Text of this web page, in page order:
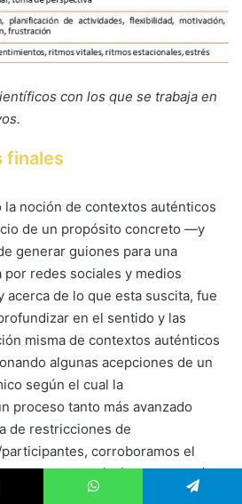
con los que se trabaja en
finales
la noción de contextos auténticos
de un propósito concreto —y
generar guiones para una
por redes sociales y medios
acerca de lo que esta suscita, fue
en el sentido y las
misma de contextos auténticos
algunas acepciones de un
según el cual la
proceso tanto más avanzado
de restricciones de
corroboramos el
(Nudler, 1999).
abstracto como el de